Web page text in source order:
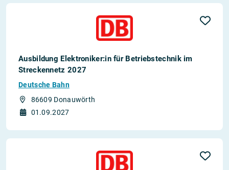
Ausbildung Elektroniker:in für Betriebstechnik im
Streckennetz 2027
Deutsche Bahn
86609 Donauwörth
01.09.2027